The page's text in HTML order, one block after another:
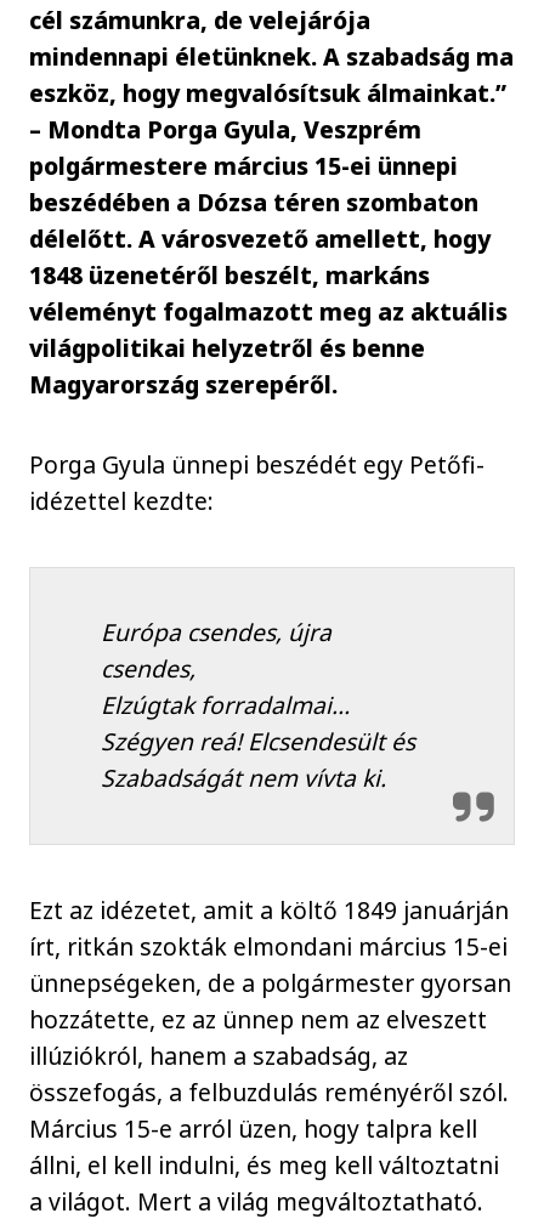
cél számunkra, de velejárója
mindennapi életünknek. A szabadság ma
eszköz, hogy megvalósítsuk álmainkat.”
– Mondta Porga Gyula, Veszprém
polgármestere március 15-ei ünnepi
beszédében a Dózsa téren szombaton
délelőtt. A városvezető amellett, hogy
1848 üzenetéről beszélt, markáns
véleményt fogalmazott meg az aktuális
világpolitikai helyzetről és benne
Magyarország szerepéről.
Porga Gyula ünnepi beszédét egy Petőfi-
idézettel kezdte:
Európa csendes, újra
csendes,
Elzúgtak forradalmai…
Szégyen reá! Elcsendesült és
Szabadságát nem vívta ki.
Ezt az idézetet, amit a költő 1849 januárján
írt, ritkán szokták elmondani március 15-ei
ünnepségeken, de a polgármester gyorsan
hozzátette, ez az ünnep nem az elveszett
illúziókról, hanem a szabadság, az
összefogás, a felbuzdulás reményéről szól.
Március 15-e arról üzen, hogy talpra kell
állni, el kell indulni, és meg kell változtatni
a világot. Mert a világ megváltoztatható.